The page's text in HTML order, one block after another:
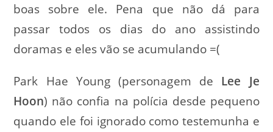
boas sobre ele. Pena que não dá para
passar todos os dias do ano assistindo
doramas e eles vão se acumulando =(
Park Hae Young (personagem de Lee Je
Hoon) não confia na polícia desde pequeno
quando ele foi ignorado como testemunha e